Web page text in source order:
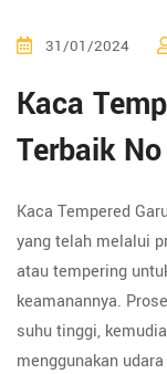
31/01/2024
Kaca
Terbaik
Kaca Tempered
yang telah melalui
atau tempering
keamanannya.
suhu tinggi,
menggunakan